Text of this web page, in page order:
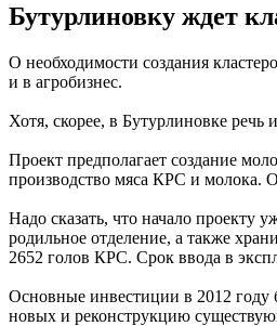
Бутурлиновку ждет
О необходимости создания
и в агробизнес.
Хотя, скорее, в Бутурлиновке речь
Проект предполагает создание
производство мяса КРС и молока.
Надо сказать, что начало проекту
родильное отделение, а также
2652 голов КРС. Срок ввода в
Основные инвестиции в 2012 году
новых и реконструкцию